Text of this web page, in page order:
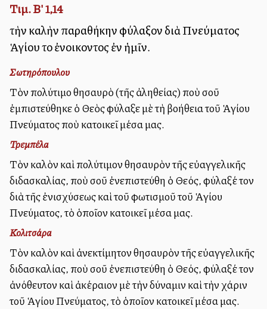
Τιμ. Β' 1,14
τὴν καλὴν παραθήκην φύλαξον διὰ Πνεύματος
Ἁγίου τοῦ ἐνοικοῦντος ἐν ἡμῖν.
Σωτηρόπουλου
Τὸν πολύτιμο θησαυρὸ (τῆς ἀληθείας) ποὺ σοῦ
ἐμπιστεύθηκε ὁ Θεὸς φύλαξε μὲ τὴ βοήθεια τοῦ Ἁγίου
Πνεύματος ποὺ κατοικεῖ μέσα μας.
Τρεμπέλα
Τὸν καλὸν καὶ πολύτιμον θησαυρὸν τῆς εὐαγγελικῆς
διδασκαλίας, ποὺ σοῦ ἐνεπιστεύθη ὁ Θεός, φύλαξέ τον
διὰ τῆς ἐνισχύσεως καὶ τοῦ φωτισμοῦ τοῦ Ἁγίου
Πνεύματος, τὸ ὁποῖον κατοικεῖ μέσα μας.
Κολιτσάρα
Τὸν καλὸν καὶ ἀνεκτίμητον θησαυρὸν τῆς εὐαγγελικῆς
διδασκαλίας, ποὺ σοῦ ἐνεπιστεύθη ὁ Θεός, φύλαξέ τον
ἀνόθευτον καὶ ἀκέραιον μὲ τὴν δύναμιν καὶ τὴν χάριν
τοῦ Ἁγίου Πνεύματος, τὸ ὁποῖον κατοικεῖ μέσα μας.